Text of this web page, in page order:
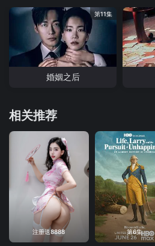
第11集
婚姻之后
相关推荐
注册送8888 第6集